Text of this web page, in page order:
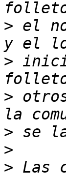
> el
>
>
>
>
> Las